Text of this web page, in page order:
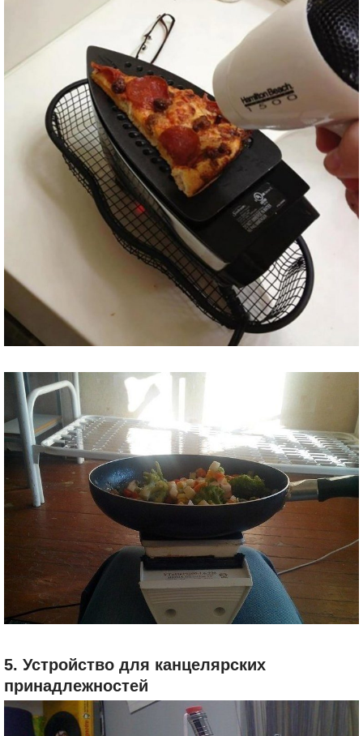
5. Устройство для канцелярских
принадлежностей